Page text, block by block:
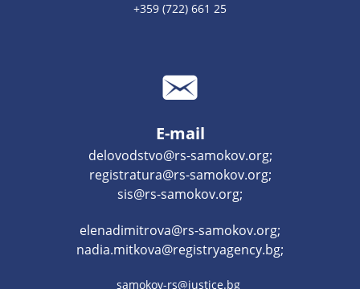
+359 (722) 661 25
E-mail
delovodstvo@rs-samokov.org;
registratura@rs-samokov.org;
sis@rs-samokov.org;
elenadimitrova@rs-samokov.org;
nadia.mitkova@registryagency.bg;
samokov-rs@justice.bg